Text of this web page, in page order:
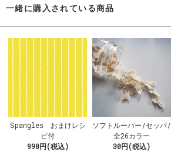
一緒に購入されている商品
Spangles おまけレシ
ピ付
990円(税込)
ソフトルーパー/セッパ/
全26カラー
30円(税込)